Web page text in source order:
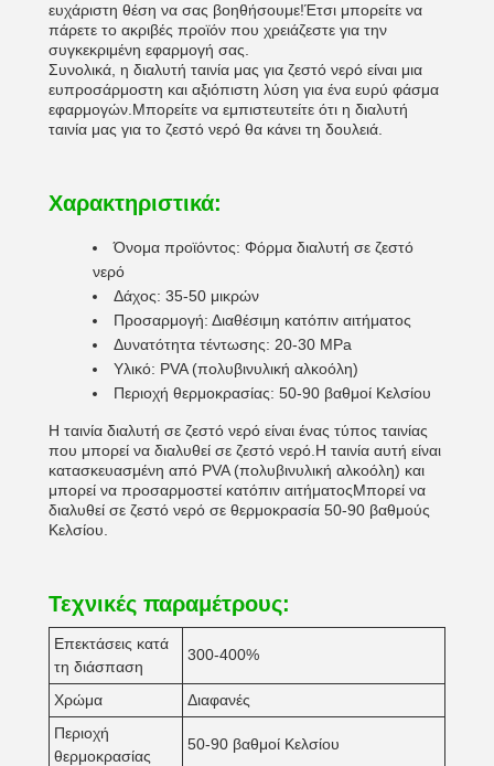
ευχάριστη θέση να σας βοηθήσουμε!Έτσι μπορείτε να
πάρετε το ακριβές προϊόν που χρειάζεστε για την
συγκεκριμένη εφαρμογή σας.
Συνολικά, η διαλυτή ταινία μας για ζεστό νερό είναι μια
ευπροσάρμοστη και αξιόπιστη λύση για ένα ευρύ φάσμα
εφαρμογών.Μπορείτε να εμπιστευτείτε ότι η διαλυτή
ταινία μας για το ζεστό νερό θα κάνει τη δουλειά.
Χαρακτηριστικά:
Όνομα προϊόντος: Φόρμα διαλυτή σε ζεστό
νερό
Δάχος: 35-50 μικρών
Προσαρμογή: Διαθέσιμη κατόπιν αιτήματος
Δυνατότητα τέντωσης: 20-30 MPa
Υλικό: PVA (πολυβινυλική αλκοόλη)
Περιοχή θερμοκρασίας: 50-90 βαθμοί Κελσίου
Η ταινία διαλυτή σε ζεστό νερό είναι ένας τύπος ταινίας
που μπορεί να διαλυθεί σε ζεστό νερό.Η ταινία αυτή είναι
κατασκευασμένη από PVA (πολυβινυλική αλκοόλη) και
μπορεί να προσαρμοστεί κατόπιν αιτήματοςΜπορεί να
διαλυθεί σε ζεστό νερό σε θερμοκρασία 50-90 βαθμούς
Κελσίου.
Τεχνικές παραμέτρους:
Επεκτάσεις κατά
τη διάσπαση
300-400%
Χρώμα
Διαφανές
Περιοχή
θερμοκρασίας
50-90 βαθμοί Κελσίου